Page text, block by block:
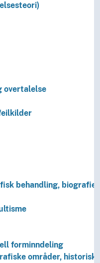
overtalelse
behandling, biografier
forminndeling
områder,